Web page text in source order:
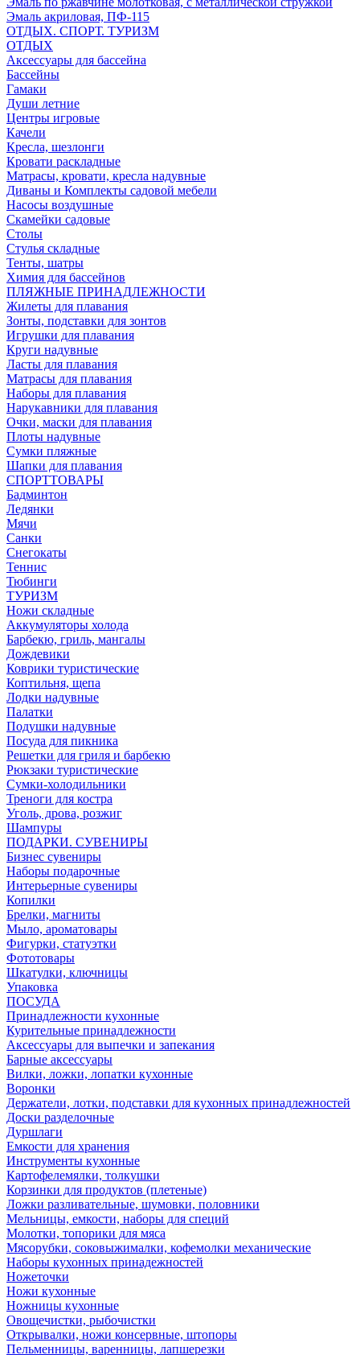
Эмаль акриловая, ПФ-115
ОТДЫХ. СПОРТ. ТУРИЗМ
ОТДЫХ
Аксессуары для бассейна
Бассейны
Гамаки
Души летние
Центры игровые
Качели
Кресла, шезлонги
Кровати раскладные
Матрасы, кровати, кресла надувные
Диваны и Комплекты садовой мебели
Насосы воздушные
Скамейки садовые
Столы
Стулья складные
Тенты, шатры
Химия для бассейнов
ПЛЯЖНЫЕ ПРИНАДЛЕЖНОСТИ
Жилеты для плавания
Зонты, подставки для зонтов
Игрушки для плавания
Круги надувные
Ласты для плавания
Матрасы для плавания
Наборы для плавания
Нарукавники для плавания
Очки, маски для плавания
Плоты надувные
Сумки пляжные
Шапки для плавания
СПОРТТОВАРЫ
Бадминтон
Ледянки
Мячи
Санки
Снегокаты
Теннис
Тюбинги
ТУРИЗМ
Ножи складные
Аккумуляторы холода
Барбекю, гриль, мангалы
Дождевики
Коврики туристические
Коптильня, щепа
Лодки надувные
Палатки
Подушки надувные
Посуда для пикника
Решетки для гриля и барбекю
Рюкзаки туристические
Сумки-холодильники
Треноги для костра
Уголь, дрова, розжиг
Шампуры
ПОДАРКИ. СУВЕНИРЫ
Бизнес сувениры
Наборы подарочные
Интерьерные сувениры
Копилки
Брелки, магниты
Мыло, ароматовары
Фигурки, статуэтки
Фототовары
Шкатулки, ключницы
Упаковка
ПОСУДА
Принадлежности кухонные
Курительные принадлежности
Аксессуары для выпечки и запекания
Барные аксессуары
Вилки, ложки, лопатки кухонные
Воронки
Держатели, лотки, подставки для кухонных принадлежностей
Доски разделочные
Дуршлаги
Емкости для хранения
Инструменты кухонные
Картофелемялки, толкушки
Корзинки для продуктов (плетеные)
Ложки разливательные, шумовки, половники
Мельницы, емкости, наборы для специй
Молотки, топорики для мяса
Мясорубки, соковыжималки, кофемолки механические
Наборы кухонных принадежностей
Ножеточки
Ножи кухонные
Ножницы кухонные
Овощечистки, рыбочистки
Открывалки, ножи консервные, штопоры
Пельменницы, варенницы, лапшерезки